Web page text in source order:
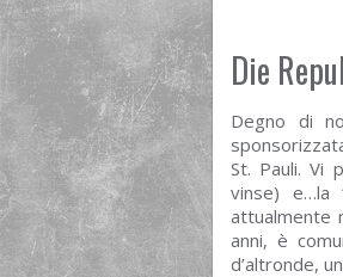
Die
Degno di
St. Pauli. Vi
vinse) e…la
attualmente
anni, è
d’altronde,